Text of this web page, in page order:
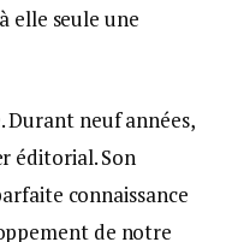
elle seule une
Durant neuf années,
éditorial. Son
connaissance
de notre